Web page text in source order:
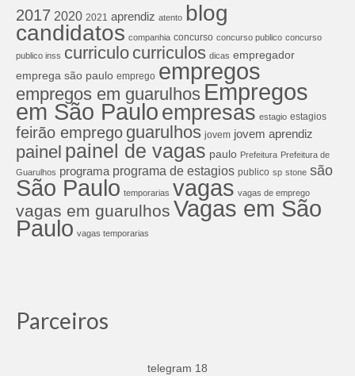
2017 2020 2021 aprendiz atento blog
candidatos companhia concurso concurso publico concurso
publico inss curriculo curriculos dicas empregador
emprega são paulo emprego empregos
empregos em guarulhos Empregos
em São Pauloempresas estagio estagios
feirão emprego guarulhos jovem jovem aprendiz
painel painel de vagas paulo Prefeitura Prefeitura de
Guarulhos programa programa de estagios publico sp stone são
São Paulo temporarias vagas vagas de emprego
vagas em guarulhos Vagas em São
Paulo vagas temporarias
Parceiros
telegram 18